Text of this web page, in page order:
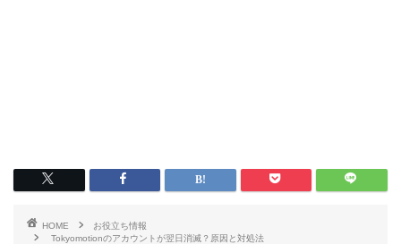
HOME
お役立ち情報
Tokyomotionのアカウントが翌日消滅？原因と対処法